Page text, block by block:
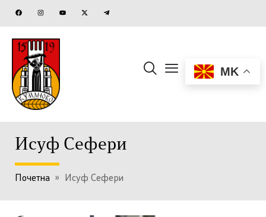
MK
Исуф Сефери
Почетна » Исуф Сефери